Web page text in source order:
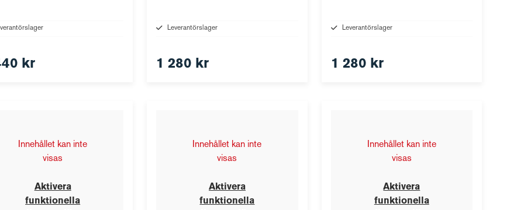
kr
Leverantörslager
1 280 kr
Leverantörslager
1 280 kr
Innehållet kan inte
visas
Aktivera
funktionella
Innehållet kan inte
visas
Aktivera
funktionella
Innehållet kan inte
visas
Aktivera
funktionella